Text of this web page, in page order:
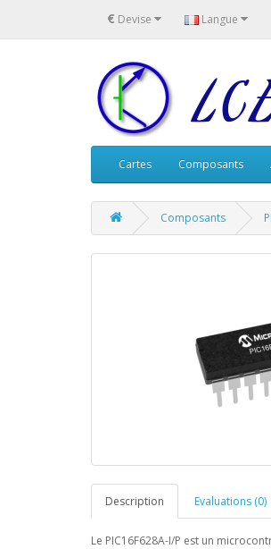
€ Devise Langue
Cartes Composants
Composants
Description Evaluations (0)
Le PIC16F628A-I/P est un